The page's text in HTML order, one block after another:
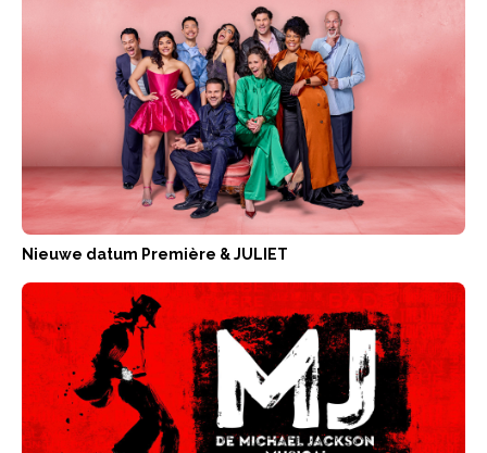
Nieuwe datum Première & JULIET